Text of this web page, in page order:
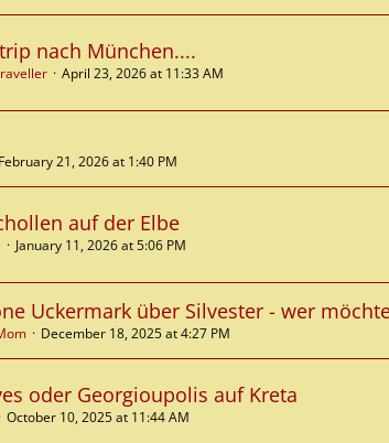
nach München....
April 23, 2026 at 11:33 AM
February 21, 2026 at 1:40 PM
auf der Elbe
January 11, 2026 at 5:06 PM
Uckermark über Silvester - wer
December 18, 2025 at 4:27 PM
oder Georgioupolis auf Kreta
October 10, 2025 at 11:44 AM